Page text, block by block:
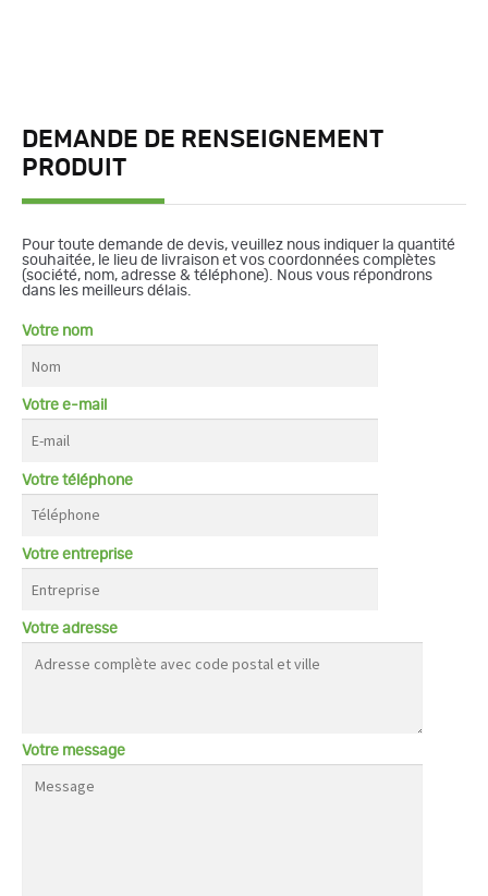
DEMANDE DE RENSEIGNEMENT
PRODUIT
Pour toute demande de devis, veuillez nous indiquer la quantité
souhaitée, le lieu de livraison et vos coordonnées complètes
(société, nom, adresse & téléphone). Nous vous répondrons
dans les meilleurs délais.
Votre nom
Votre e-mail
Votre téléphone
Votre entreprise
Votre adresse
Votre message